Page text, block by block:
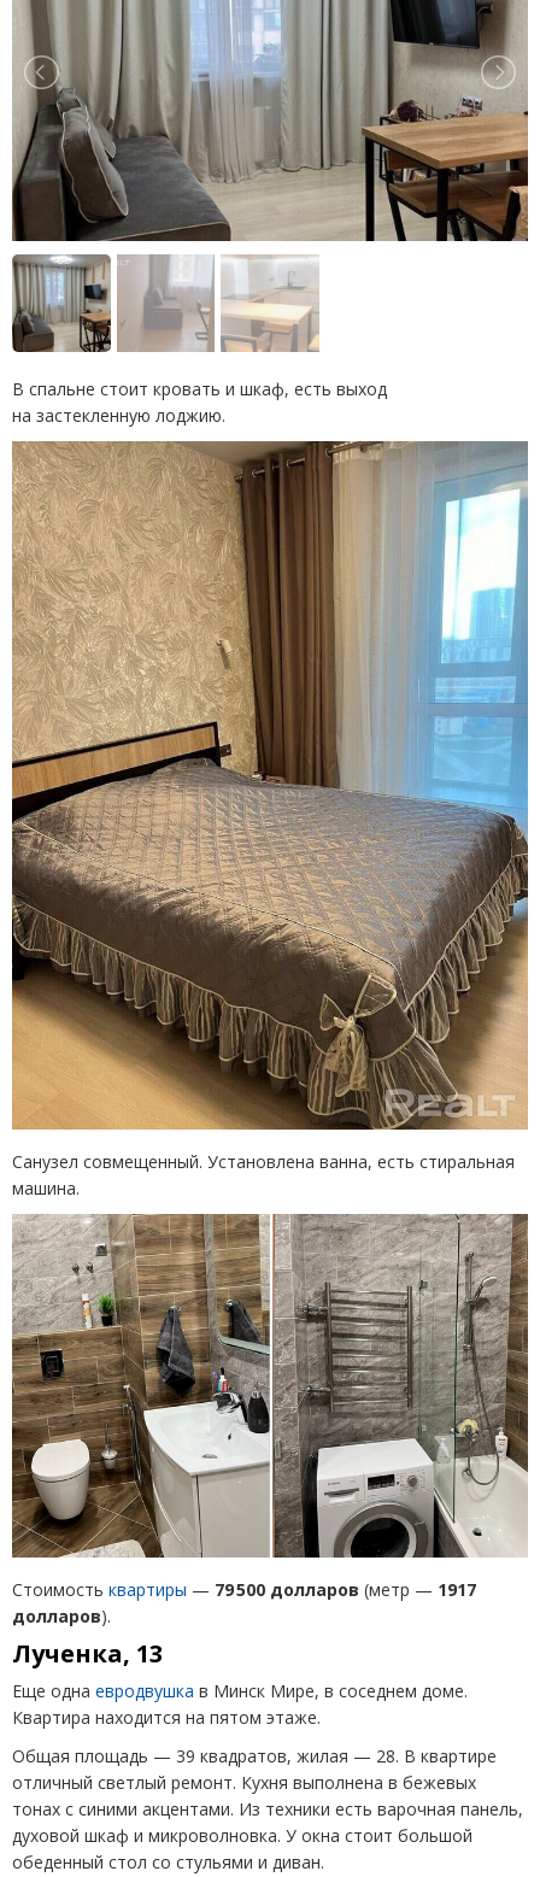
В спальне стоит кровать и шкаф, есть выход
на застекленную лоджию.
Санузел совмещенный. Установлена ванна, есть стиральная
машина.
Стоимость квартиры — 79 500 долларов (метр — 1917
долларов).
Лученка, 13
Еще одна евродвушка в Минск Мире, в соседнем доме.
Квартира находится на пятом этаже.
Общая площадь — 39 квадратов, жилая — 28. В квартире
отличный светлый ремонт. Кухня выполнена в бежевых
тонах с синими акцентами. Из техники есть варочная панель,
духовой шкаф и микроволновка. У окна стоит большой
обеденный стол со стульями и диван.